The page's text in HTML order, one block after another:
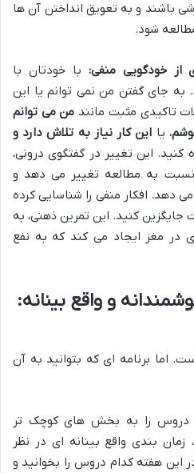
باشند و به تعویق انداختن آن ها
شود.
از خودگویی منفی: با خودتان با
جای گفتن من نمی توانم یا این
تاکیدی مثبت مانند من می توانم
، یا این کار نیاز به تلاش دارد و
کنید. این تغییر در گفتگوی درونی،
نسبت به مطالعه تغییر می دهد و
دهد. افکار منفی را شناسایی کرده
جایگزین کنید. این تمرین ذهنی، به
در مغز ایجاد می کند که به نفع
و واقع بینانه:
اما برنامه ای که بتوانید به آن
را به بخش های کوچک تر
بندی واقع بینانه ای در نظر
این هفته کدام دروس را بخوانید و